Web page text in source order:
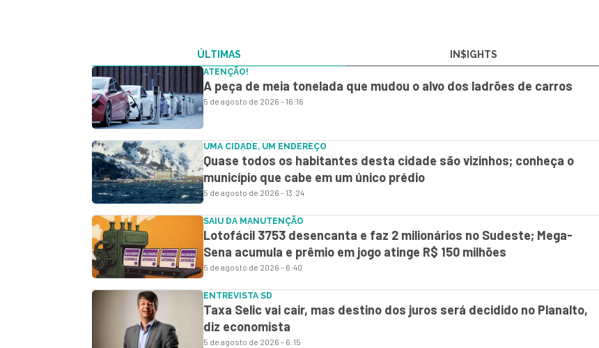
ÚLTIMAS IN$IGHTS
ATENÇÃO!
A peça de meia tonelada que mudou o alvo dos ladrões de carros
5 de agosto de 2026 - 16:16
UMA CIDADE, UM ENDEREÇO
Quase todos os habitantes desta cidade são vizinhos; conheça o
município que cabe em um único prédio
5 de agosto de 2026 - 13:24
SAIU DA MANUTENÇÃO
Lotofácil 3753 desencanta e faz 2 milionários no Sudeste; Mega-
Sena acumula e prêmio em jogo atinge R$ 150 milhões
5 de agosto de 2026 - 6:40
ENTREVISTA SD
Taxa Selic vai cair, mas destino dos juros será decidido no Planalto,
diz economista
5 de agosto de 2026 - 6:15